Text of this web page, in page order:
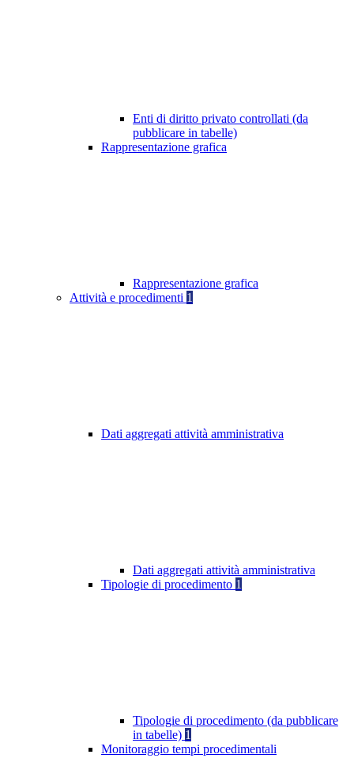
Enti di diritto privato controllati (da
pubblicare in tabelle)
Rappresentazione grafica
Rappresentazione grafica
Attività e procedimenti 1
Dati aggregati attività amministrativa
Dati aggregati attività amministrativa
Tipologie di procedimento 1
Tipologie di procedimento (da pubblicare
in tabelle) 1
Monitoraggio tempi procedimentali